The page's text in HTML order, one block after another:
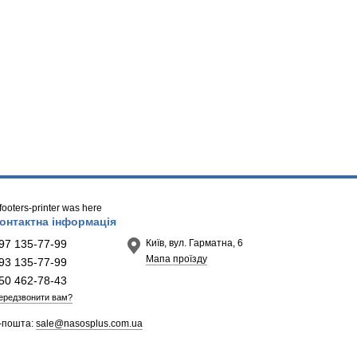
printer was here
інформація
135-77-99
135-77-99
462-78-43
вам?
Київ, вул. Гарматна, 6
Мапа проїзду
пошта:sale@nasosplus.com.ua